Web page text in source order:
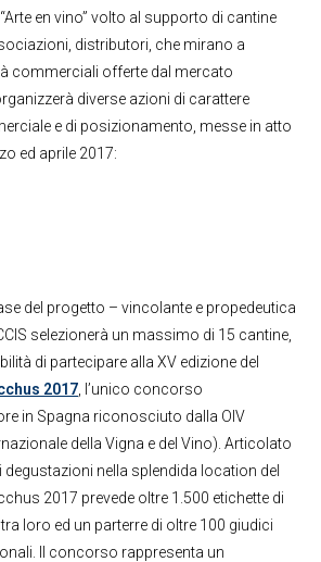
en vino” volto al supporto di cantine
distributori, che mirano a
commerciali offerte dal mercato
diverse azioni di carattere
e di posizionamento, messe in atto
ed aprile 2017:
del progetto – vincolante e propedeutica
selezionerà un massimo di 15 cantine,
di partecipare alla XV edizione del
2017 , l’unico concorso
in Spagna riconosciuto dalla OIV
della Vigna e del Vino). Articolato
nella splendida location del
2017 prevede oltre 1.500 etichette di
loro ed un parterre di oltre 100 giudici
Il concorso rappresenta un